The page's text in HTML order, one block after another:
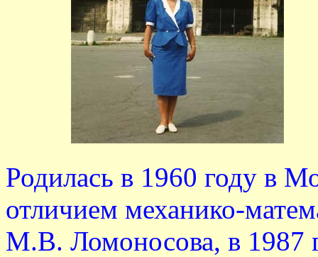
Родилась в 1960 году в
отличием механико-
М.В. Ломоносова, в 1987